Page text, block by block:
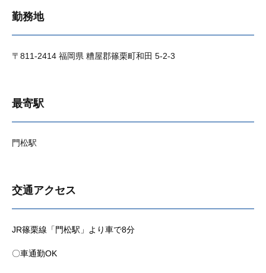
勤務地
〒811-2414 福岡県 糟屋郡篠栗町和田 5-2-3
最寄駅
門松駅
交通アクセス
JR篠栗線「門松駅」より車で8分
〇車通勤OK